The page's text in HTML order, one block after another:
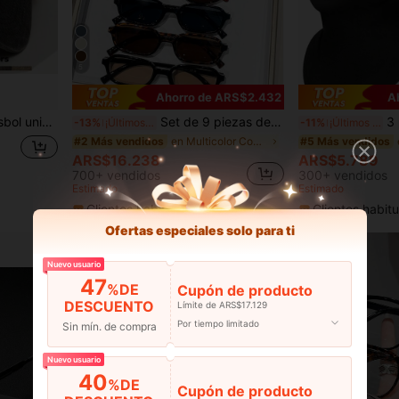
suave, adecuada para uso diario, pesca, camping, playa y fiesta
Ahorro de ARS$2.432
-13% Set de 9 piezas de gafas de marco pequeño casual para mujeres, elegante Y2K versátil para uso diario, playa, fiesta, regalo, sirena de oficina
#2 Más vendidos
ARS$16.238
700+ vendidos
Estimado
Clientes habituales
-11% 3 piezas
#5 Más vendidos
ARS$5.789
300+ vendidos
Estimado
Clientes
Ofertas especiales solo para ti
Nuevo usuario
47%DE
DESCUENTO
Sin mín. de compra
Cupón de producto
Límite de ARS$17.129
Por tiempo limitado
Nuevo usuario
40%DE
Cupón de producto